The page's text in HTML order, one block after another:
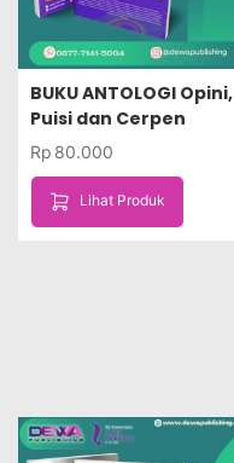
BUKU ANTOLOGI Opini,
Puisi dan Cerpen
Rp 80.000
Lihat Produk